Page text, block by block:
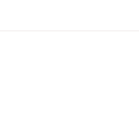
ook diverse warme